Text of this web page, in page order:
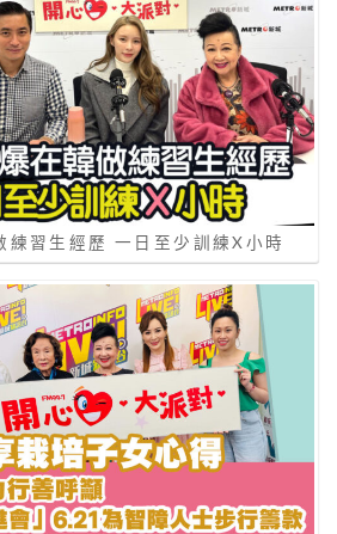
練習生經歷 一日至少訓練X小時